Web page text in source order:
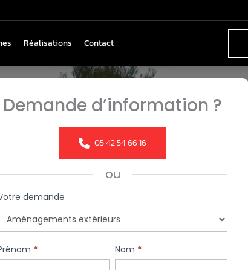
Réalisations Contact
Demande d’information ?
05 42 54 66 16
ou
demande
* Nom *